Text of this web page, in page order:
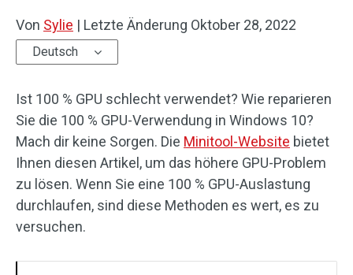
Von Sylie | Letzte Änderung Oktober 28, 2022
Deutsch
Ist 100 % GPU schlecht verwendet? Wie reparieren
Sie die 100 % GPU-Verwendung in Windows 10?
Mach dir keine Sorgen. Die Minitool-Website bietet
Ihnen diesen Artikel, um das höhere GPU-Problem
zu lösen. Wenn Sie eine 100 % GPU-Auslastung
durchlaufen, sind diese Methoden es wert, es zu
versuchen.